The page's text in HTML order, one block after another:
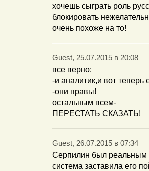
хочешь сыграть роль
блокировать
очень похоже на то!
Guest, 25.07.2015 в 20:08
все верно:
-и аналитик,и вот теперь
-они правы!
остальным всем-
ПЕРЕСТАТЬ СКАЗАТЬ!
Guest, 26.07.2015 в 07:34
Серпилин был реальным
система заставила его